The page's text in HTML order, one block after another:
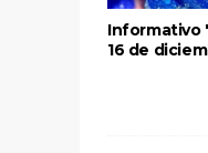
Informativo
16 de